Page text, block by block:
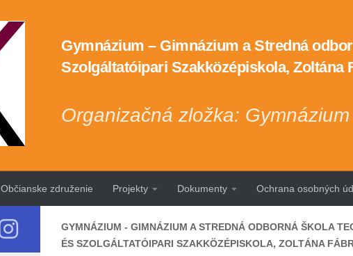
Gymnázium – Gimnázium a Stredná
Szolgáltatóipari Szakközépiskola, Zoltána
Organizačná zložka:
Občianske združenie Projekty Dokumenty Ochrana osobných
GYMNÁZIUM - GIMNÁZIUM A STREDNÁ ODBORNÁ ŠKOLA
ÉS SZOLGÁLTATÓIPARI SZAKKÖZÉPISKOLA, ZOLTÁNA